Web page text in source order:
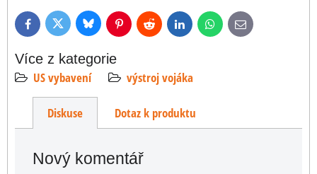
FacebookTwitter BlueskyPinterestReddit LinkedInWhatsApp
E-
mail
Více z kategorie
US vybavení
výstroj vojáka
Diskuse Dotaz k produktu
Nový komentář